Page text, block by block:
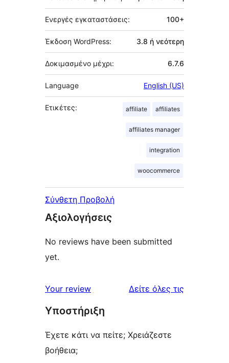
Ενεργές εγκαταστάσεις: 100+
Έκδοση WordPress: 3.8 ή νεότερη
Δοκιμασμένο μέχρι: 6.7.6
Language English (US)
Ετικέτες: affiliate affiliates
affiliates manager
integration
woocommerce
Σύνθετη Προβολή
Αξιολογήσεις
No reviews have been submitted
yet.
Your review Δείτε όλες τις
Υποστήριξη
Έχετε κάτι να πείτε; Χρειάζεστε
βοήθεια;